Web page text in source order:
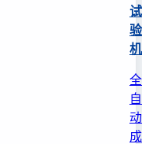
试
验
机
全
自
动
成